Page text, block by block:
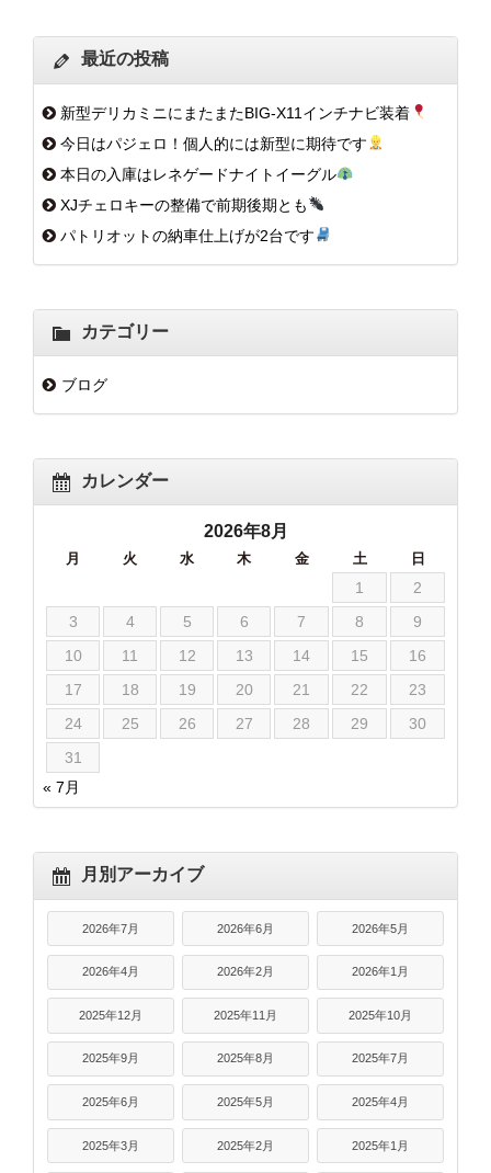
最近の投稿
新型デリカミニにまたまたBIG-X11インチナビ装着
今日はパジェロ！個人的には新型に期待です
本日の入庫はレネゲードナイトイーグル
XJチェロキーの整備で前期後期とも
パトリオットの納車仕上げが2台です
カテゴリー
ブログ
カレンダー
2026年8月
月 火 水 木 金 土 日
1
2
3
4 5 6 7 8
9
10
11 12 13 14 15
16
17
18 19 20 21 22
23
24
25 26 27 28 29
30
31
« 7月
月別アーカイブ
2026年7月 2026年6月 2026年5月
2026年4月 2026年2月 2026年1月
2025年12月 2025年11月 2025年10月
2025年9月 2025年8月 2025年7月
2025年6月 2025年5月 2025年4月
2025年3月 2025年2月 2025年1月